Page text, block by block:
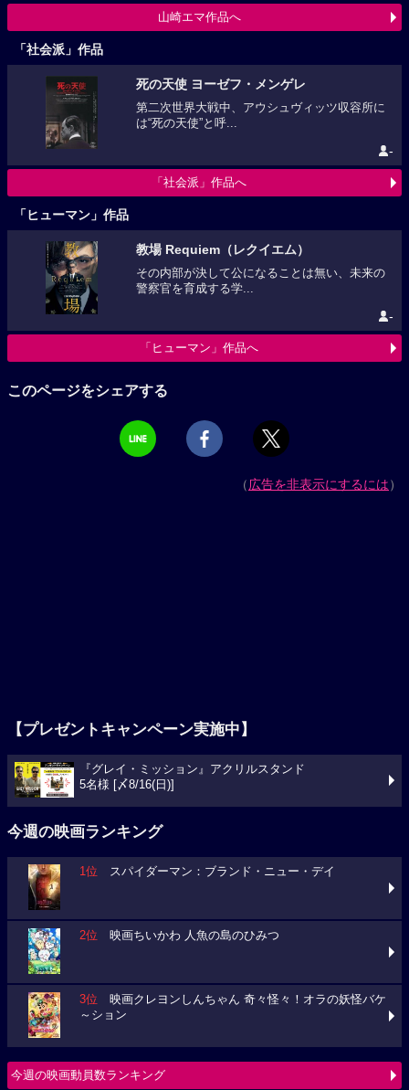
山崎エマ作品へ
「社会派」作品
死の天使 ヨーゼフ・メンゲレ
第二次世界大戦中、アウシュヴィッツ収容所に
は“死の天使”と呼...
-
「社会派」作品へ
「ヒューマン」作品
教場 Requiem（レクイエム）
その内部が決して公になることは無い、未来の
警察官を育成する学...
-
「ヒューマン」作品へ
このページをシェアする
（広告を非表示にするには）
【プレゼントキャンペーン実施中】
『グレイ・ミッション』アクリルスタンド
5名様 [〆8/16(日)]
今週の映画ランキング
1位 スパイダーマン：ブランド・ニュー・デイ
2位 映画ちいかわ 人魚の島のひみつ
3位 映画クレヨンしんちゃん 奇々怪々！オラの妖怪バケ
～ション
今週の映画動員数ランキング